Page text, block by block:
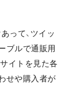
って、ツイッ
ブルで通販用
イトを見た各
せや購入者が